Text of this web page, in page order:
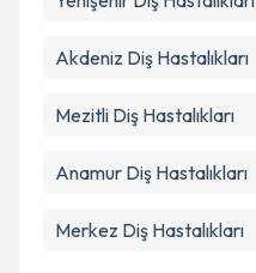
Akdeniz Diş Hastalıkları
Mezitli Diş Hastalıkları
Anamur Diş Hastalıkları
Merkez Diş Hastalıkları